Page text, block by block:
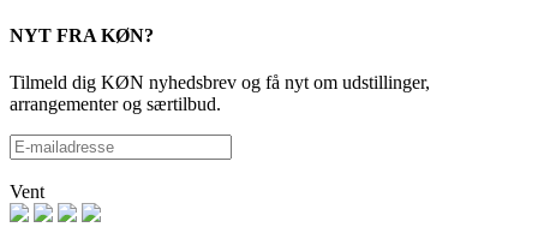
NYT FRA KØN?
Tilmeld dig KØN nyhedsbrev og få nyt om udstillinger,
arrangementer og særtilbud.
Vent